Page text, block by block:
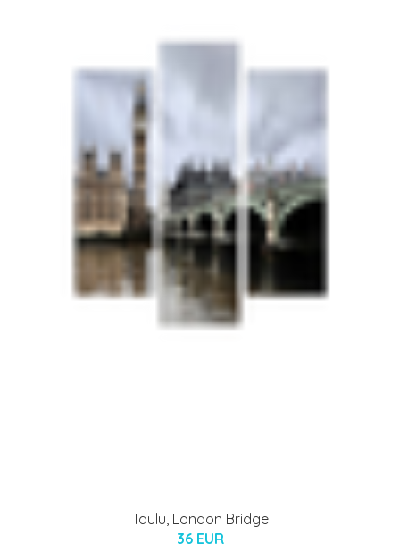
Taulu, London Bridge
36 EUR